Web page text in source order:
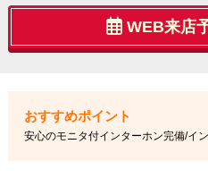
WEB来店
安心のモニタ付インターホン完備/イ